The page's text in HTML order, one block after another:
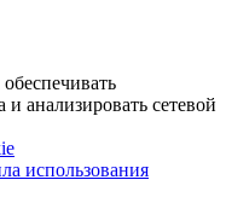
анализировать сетевой
использования